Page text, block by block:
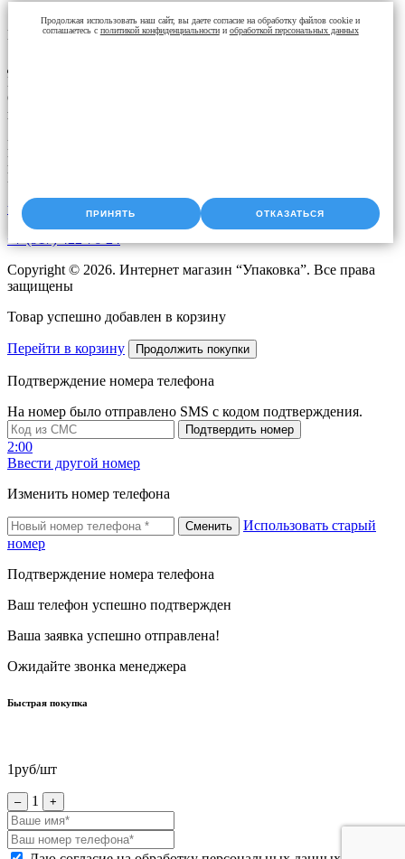
Контакты
Доставка упаковки: Уфа, Казань, Набережные Челны,
Екатеринбург, Челябинск, Оренбург, Самара, Пермь, Курган.
Оперативная доставка до адреса. Скидки постоянным
клиентам. Звоните!
Время работы:
Пн-Чт с 9:00 до 18:00
Пт с 9.00 до 17.00
upak2008@bk.ru
+7 (917) 422-76-24
Copyright © 2026. Интернет магазин “Упаковка”. Все права
защищены
Товар успешно добавлен в корзину
Перейти в корзину Продолжить покупки
Подтверждение номера телефона
На номер было отправлено SMS с кодом подтверждения.
Подтвердить номер
2:00
Ввести другой номер
Изменить номер телефона
Сменить
Использовать старый
номер
Подтверждение номера телефона
Ваш телефон успешно подтвержден
Ваша заявка успешно отправлена!
Ожидайте звонка менеджера
Быстрая покупка
1руб/шт
– 1 +
Продолжая использовать наш сайт, вы даете согласие на обработку файлов cookie и
соглашаетесь с политикой конфиденциальностии обработкой персональных данных
ПРИНЯТЬ ОТКАЗАТЬСЯ